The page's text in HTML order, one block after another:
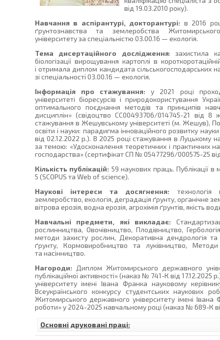
від 19.03.2010 року).
Навчання в аспірантурі, докторантурі: в 2016
ґрунтознавства та землеробства Житомирського
університету за спеціальністю 03.00.16 — екологія.
Тема дисертаційного дослідження: захистила
біологізації вирощування картоплі в
і отримала диплом кандидата сільськогосподарських
зі спеціальності 03.00.16 — екологія.
Інформація про стажування: у 2021 році
університеті біоресурсів і природокористування
оптимального поєднання методів та принципів
дисциплін» (свідоцтво СС00493706/014745-21 від
стажування в Жешувському університеті (м. Жешув),
освіти і науки: парадигма інноваційного розвитку
від 02.12.2022 р.). В 2025 році стажування в Луцькому
за темою: «Удосконалення теоретичних і практичних
господарства» (сертифікат СП № 05477296/000575-25
Кількість публікацій: 59 наукових праць. Публікації
5 (SCOPUS та Web of science).
Наукові інтереси та досягнення: технологія
землеробство, екологія, деградація ґрунту, органічне
вітрова ерозія, водна ерозія, агрохімія ґрунтів, якість
Навчальні предмети, які викладає:
рослинництва, Овочівництво, Плодівництво,
методи захисту рослин, Декоративна дендрологія та
ґрунту, Кормовиробництво та луківництво,
та насінництво.
Нагороди: Диплом Житомирського державного
публікаційної активності» (наказ № 741-К від
університету імені Івана Франка науковому
Всеукраїнського конкурсу студентських наукових
Житомирського державного університету імені
роботи» у 2024-2025 навчальному році (наказ № 689-К
Основні друковані праці: